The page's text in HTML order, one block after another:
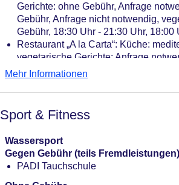
Gerichte: ohne Gebühr, Anfrage
Gebühr, Anfrage nicht notwendig,
Gebühr, 18:30 Uhr - 21:30 Uhr,
Restaurant „A la Carta“: Küche:
vegetarische Gerichte: Anfrage
Reservierung notwendig, gegen
Lobbybar: täglich 17:30 Uhr - 01:00
Loungebar „Marea“:
Snack Bar: saisonabhängig;
Coffeeshop „Mocaccino“: gegen
Mehr Informationen
Sport & Fitness
Wassersport
Gegen Gebühr (teils Fremdleistungen)
PADI Tauchschule